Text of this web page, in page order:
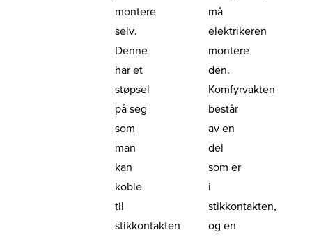
montere
selv.
Denne
har et
støpsel
på seg
som
man
kan
koble
til
stikkontakten
må
elektrikeren
montere
den.
Komfyrvakten
består
av en
del
som er
i
stikkontakten,
og en